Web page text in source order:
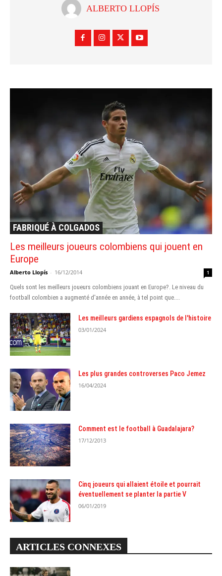
ALBERTO LLOPÍS
FABRIQUÉ À COLGADOS
Les meilleurs joueurs colombiens qui jouent en
Europe
Alberto Llopís - 16/12/2014 1
Quels sont les meilleurs joueurs colombiens jouant en Europe?. Le niveau du
football colombien a augmenté d'année en année, à tel point que....
Les meilleurs gardiens espagnols de l'histoire
03/01/2024
Les plus grandes controverses Paco Jemez
16/04/2024
Comment est le football à Guadalajara?
17/12/2013
Cinq joueurs qui allaient étoile et pourrait
éventuellement se planter la partie V
06/01/2019
ARTICLES CONNEXES